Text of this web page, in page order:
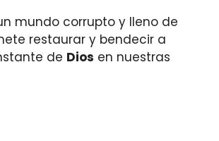
mundo corrupto y lleno de
restaurar y bendecir a
de Dios en nuestras